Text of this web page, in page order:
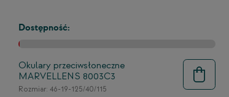
Dostępność:
Okulary przeciwsłoneczne
MARVELLENS 8003C3
Rozmiar: 46-19-125/40/115